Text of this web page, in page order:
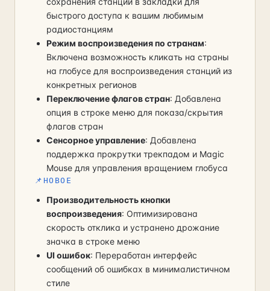
быстрого доступа к вашим любимым
радиостанциям
Режим воспроизведения по странам:
Включена возможность кликать на страны
на глобусе для воспроизведения станций из
конкретных регионов
Переключение флагов стран: Добавлена
опция в строке меню для показа/скрытия
флагов стран
Сенсорное управление: Добавлена
поддержка прокрутки трекпадом и Magic
Mouse для управления вращением глобуса
📌 НОВОЕ
Производительность кнопки
воспроизведения: Оптимизирована
скорость отклика и устранено дрожание
значка в строке меню
UI ошибок: Переработан интерфейс
сообщений об ошибках в минималистичном
стиле